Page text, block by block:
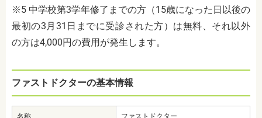
※5 中学校第3学年修了までの方（15歳になった日以後の
最初の3月31日までに受診された方）は無料、それ以外
の方は4,000円の費用が発生します。
ファストドクターの基本情報